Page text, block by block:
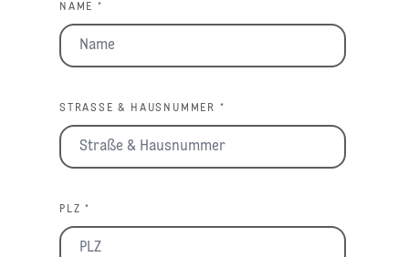
NAME *
STRASSE & HAUSNUMMER *
PLZ *